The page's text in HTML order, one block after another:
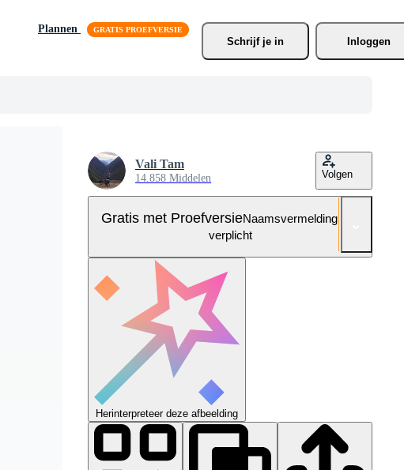
Plannen
Schrijf je in Inloggen
Vali Tam
14.858 Middelen Volgen
Gratis met ProefversieNaamsvermelding niet
verplicht
Herinterpreteer deze afbeelding